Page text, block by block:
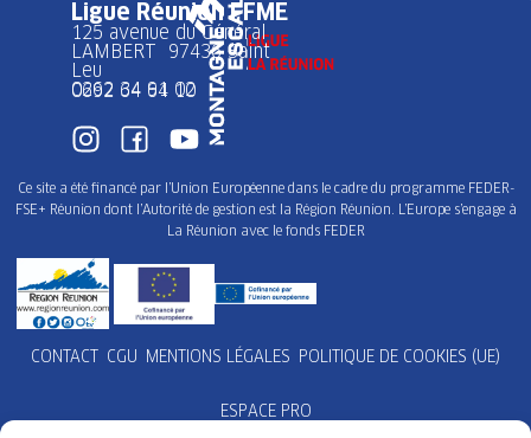
Ligue Réunion FFME
125 avenue du Général
LAMBERT 97436 Saint
Leu
0262 34 91 02
0692 64 64 10
Ce site a été financé par l’Union Européenne dans le cadre du programme FEDER-
FSE+ Réunion dont l’Autorité de gestion est la Région Réunion. L’Europe s’engage à
La Réunion avec le fonds FEDER
CONTACT CGU MENTIONS LÉGALES POLITIQUE DE COOKIES (UE)
ESPACE PRO